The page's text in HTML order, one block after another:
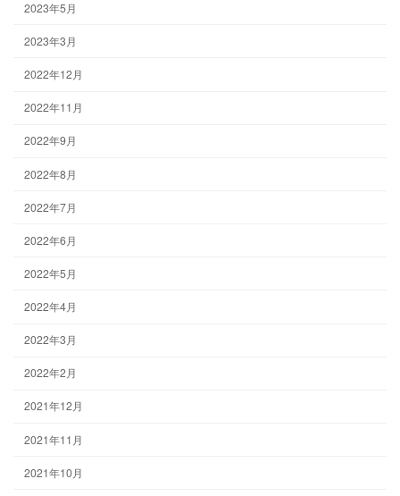
2023年5月
2023年3月
2022年12月
2022年11月
2022年9月
2022年8月
2022年7月
2022年6月
2022年5月
2022年4月
2022年3月
2022年2月
2021年12月
2021年11月
2021年10月